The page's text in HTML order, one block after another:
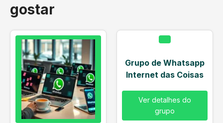
gostar
Grupo de Whatsapp
Internet das Coisas
Ver detalhes do
grupo